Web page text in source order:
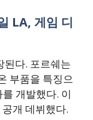
LA, 게임 디
된다. 포르쉐는
부품을 특징으
개발했다. 이
개 데뷔했다.